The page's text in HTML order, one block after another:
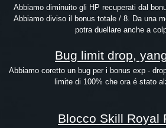
Abbiamo diminuito gli HP recuperati dal
Abbiamo diviso il bonus totale / 8. Da una
potra duellare anche a
Bug limit drop,
Abbiamo coretto un bug per i bonus exp -
limite di 100% che ora é stato
Blocco Skill Royal